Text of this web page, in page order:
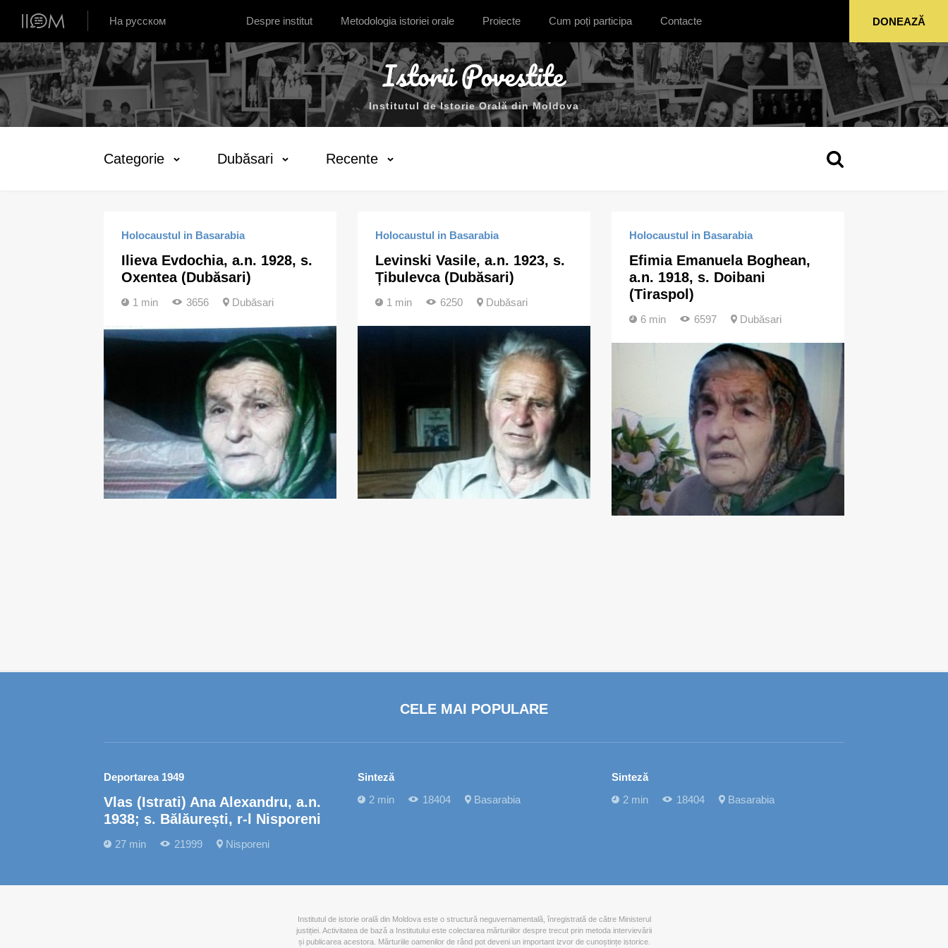
Institutul de Istorie Orală din Moldova
На русском Despre institut Metodologia istoriei orale Proiecte Cum poți participa Contacte DONEAZĂ
Institutul de Istorie Orală din Moldova
Categorie Dubăsari Recente
Holocaustul in Basarabia
Ilieva Evdochia, a.n. 1928, s.
Oxentea (Dubăsari)
1 min 3656 Dubăsari
Holocaustul in Basarabia
Levinski Vasile, a.n. 1923, s.
Țibulevca (Dubăsari)
1 min 6250 Dubăsari
Holocaustul in Basarabia
Efimia Emanuela Boghean,
a.n. 1918, s. Doibani
(Tiraspol)
6 min 6597 Dubăsari
CELE MAI POPULARE
Deportarea 1949
Vlas (Istrati) Ana Alexandru, a.n.
1938; s. Bălăurești, r-l Nisporeni
27 min 21999 Nisporeni
Sinteză
2 min
18404 Basarabia
Sinteză
2 min
18404 Basarabia
Institutul de istorie orală din Moldova este o structură neguvernamentală, înregistrată de către Ministerul
justiției. Activitatea de bază a Institutului este colectarea mărturiilor despre trecut prin metoda intervievării
și publicarea acestora. Mărturiile oamenilor de rând pot deveni un important izvor de cunoștințe istorice.